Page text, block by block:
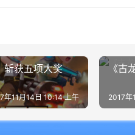
斩获五项大奖
年11月14日 10:14 上午
《古
2017年